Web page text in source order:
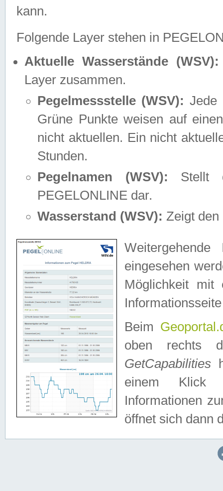
kann.
Folgende Layer stehen in
Aktuelle Wasserstände (WSV):
Layer zusammen.
Pegelmessstelle (WSV): Jede
Grüne Punkte weisen auf
nicht aktuellen. Ein nicht
Stunden.
Pegelnamen (WSV): Stellt
PEGELONLINE dar.
Wasserstand (WSV): Zeigt den
eingesehen
Möglichkeit mit
Beim
oben rechts
GetCapabilities
einem Klick
Informationen
öffnet sich dann